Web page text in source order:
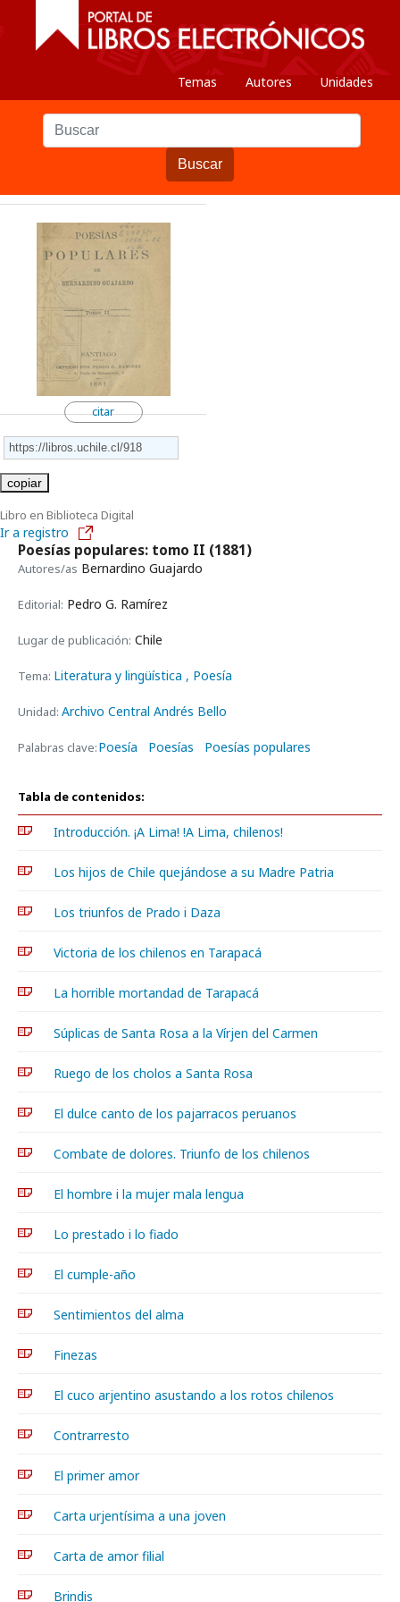
Temas Autores Unidades
Buscar
citar
copiar
Libro en Biblioteca Digital
Ir a registro
Poesías populares: tomo II (1881)
Autores/as Bernardino Guajardo
Editorial: Pedro G. Ramírez
Lugar de publicación: Chile
Tema: Literatura y lingüística , Poesía
Unidad: Archivo Central Andrés Bello
Palabras clave:Poesía Poesías Poesías populares
Tabla de contenidos:
Introducción. ¡A Lima! !A Lima, chilenos!
Los hijos de Chile quejándose a su Madre Patria
Los triunfos de Prado i Daza
Victoria de los chilenos en Tarapacá
La horrible mortandad de Tarapacá
Súplicas de Santa Rosa a la Vírjen del Carmen
Ruego de los cholos a Santa Rosa
El dulce canto de los pajarracos peruanos
Combate de dolores. Triunfo de los chilenos
El hombre i la mujer mala lengua
Lo prestado i lo fiado
El cumple-año
Sentimientos del alma
Finezas
El cuco arjentino asustando a los rotos chilenos
Contrarresto
El primer amor
Carta urjentísima a una joven
Carta de amor filial
Brindis